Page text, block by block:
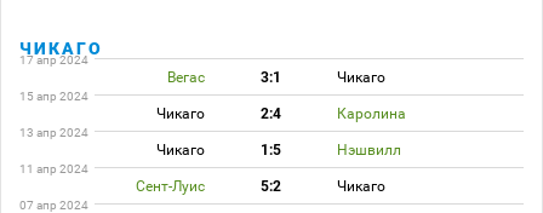
ЧИКАГО
17 апр 2024
Вегас 3:1 Чикаго
15 апр 2024
Чикаго 2:4 Каролина
13 апр 2024
Чикаго 1:5 Нэшвилл
11 апр 2024
Сент-Луис 5:2 Чикаго
07 апр 2024